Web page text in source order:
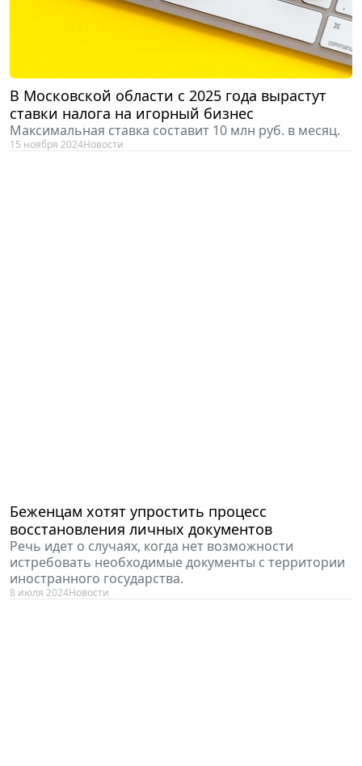
В Московской области с 2025 года вырастут
ставки налога на игорный бизнес
Максимальная ставка составит 10 млн руб. в месяц.
15 ноября 2024Новости
Беженцам хотят упростить процесс
восстановления личных документов
Речь идет о случаях, когда нет возможности
истребовать необходимые документы с территории
иностранного государства.
8 июля 2024Новости